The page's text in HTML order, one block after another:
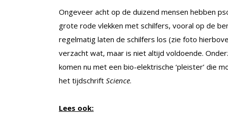
Ongeveer acht op de duizend mensen hebben
grote rode vlekken met schilfers, vooral op de
regelmatig laten de schilfers los (zie foto
verzacht wat, maar is niet altijd voldoende.
komen nu met een bio-elektrische ‘pleister’ die
het tijdschrift Science.
Lees ook: